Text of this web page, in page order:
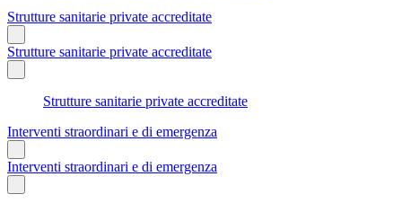
Strutture sanitarie private accreditate
Strutture sanitarie private accreditate
Strutture sanitarie private accreditate
Interventi straordinari e di emergenza
Interventi straordinari e di emergenza